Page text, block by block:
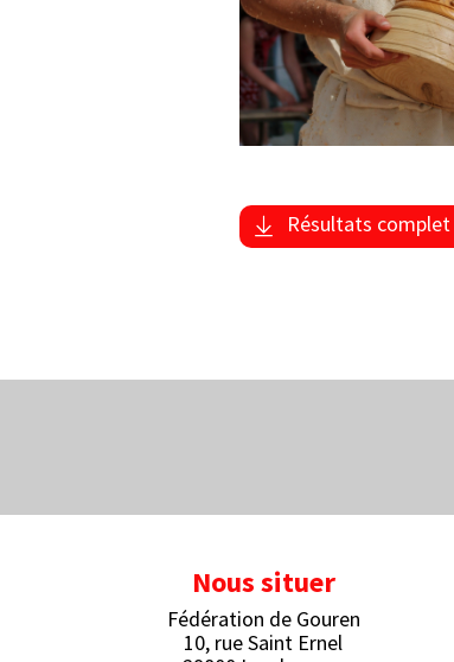
Résultats
Nous situer
Fédération de Gouren
10, rue Saint Ernel